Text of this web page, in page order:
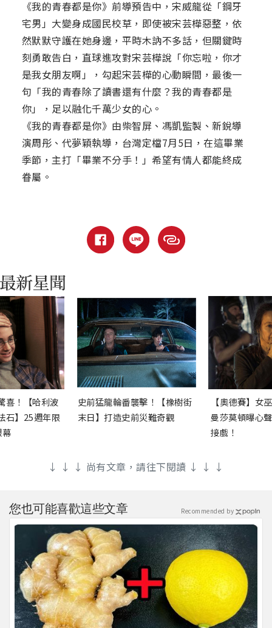
《我的青春都是你》前導預告中，宋威龍從「鋼牙
宅男」大變身成國民校草，即使被宋芸樺惡整，依
然默默守護在她身邊，平時木訥不多話，但關鍵時
刻勇敢告白，直球進攻對宋芸樺說「你忘啦，你才
是我女朋友啊」，勾起宋芸樺的心動瞬間，最後一
句「我的青春除了讀書還有什麼？我的青春都是
你」，足以融化千萬少女的心。
《我的青春都是你》由柴智屏、馮凱監製、新銳導
演周彤、代夢穎執導，台灣定檔7月5日，在這畢業
季節，主打「畢業不分手！」希望有情人都能終成
眷屬。
喜！【哈利波
石】25週年限
史前猛龍輪番襲擊！【橡樹街
末日】打造史前災難奇觀
【奧德賽】女
曼莎莫頓曝心
接戲！
↓ ↓ ↓ 尚有文章，請往下閱讀 ↓ ↓ ↓
您也可能喜歡這些文章 Recommended by